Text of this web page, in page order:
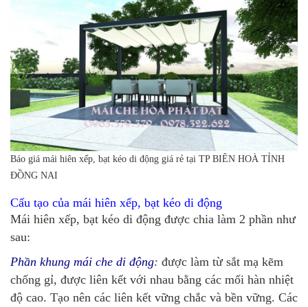
Báo giá mái hiên xếp, bạt kéo di động giá rẻ tại TP BIÊN HOÀ TỈNH
ĐỒNG NAI
Cấu tạo của mái hiên xếp, bạt kéo di động
Mái hiên xếp, bạt kéo di động được chia làm 2 phần như
sau:
Phần khung mái che di động: được làm từ sắt mạ kẽm
chống gỉ, được liên kết với nhau bằng các mối hàn nhiệt
độ cao. Tạo nên các liên kết vững chắc và bền vững. Các